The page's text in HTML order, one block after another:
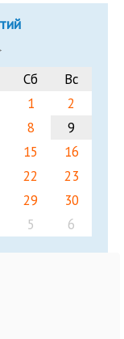
Сб
Вс
1
2
8
9
15
16
22
23
29
30
5 6